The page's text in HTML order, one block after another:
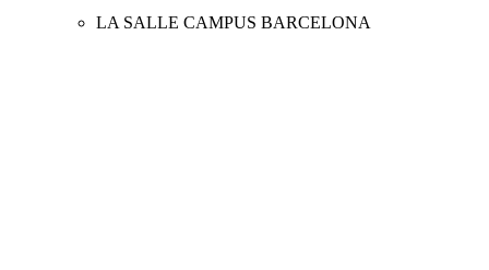
LA SALLE CAMPUS BARCELONA